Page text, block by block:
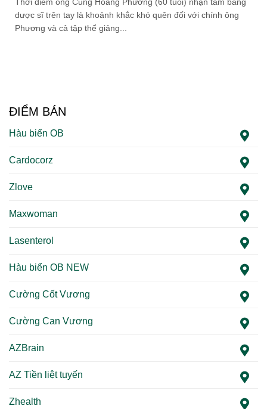
dược sĩ trên tay là khoảnh khắc khó quên đối với chính ông
Phương và cả tập thể giảng...
ĐIỂM BÁN
Hàu biển OB
Cardocorz
Zlove
Maxwoman
Lasenterol
Hàu biển OB NEW
Cường Cốt Vương
Cường Can Vương
AZBrain
AZ Tiền liệt tuyến
Zhealth